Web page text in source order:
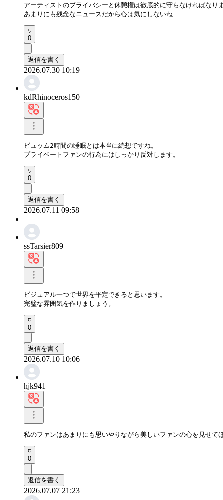
アーティストのプライバシーと休憩権は徹底的に守らなければなり
あまりにも残念なニュースだから心は気にしないね
0
返信を書く
2026.07.30 10:19
kdRhinoceros150
ビュッム2時間の睡眠とは本当に続想ですね。
プライベートファンの行為にはしっかり反対します。
0
返信を書く
2026.07.11 09:58
ssTarsier809
ビジュアル一つで世界を平定できると思います。
完璧な雰囲気を作りましょう。
0
返信を書く
2026.07.10 10:06
hjk941
私のファンはあまりにも思いやりながら美しいファンの心を見せて
0
返信を書く
2026.07.07 21:23